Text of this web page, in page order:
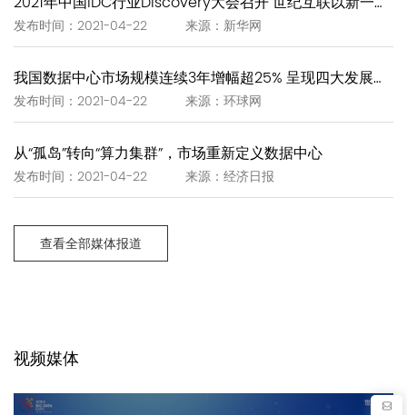
发布时间：2021-04-22 来源：新华网
发布时间：2021-04-22 来源：环球网
从“孤岛”转向“算力集群”，市场重新定义数据中心
发布时间：2021-04-22 来源：经济日报
查看全部媒体报道
视频媒体